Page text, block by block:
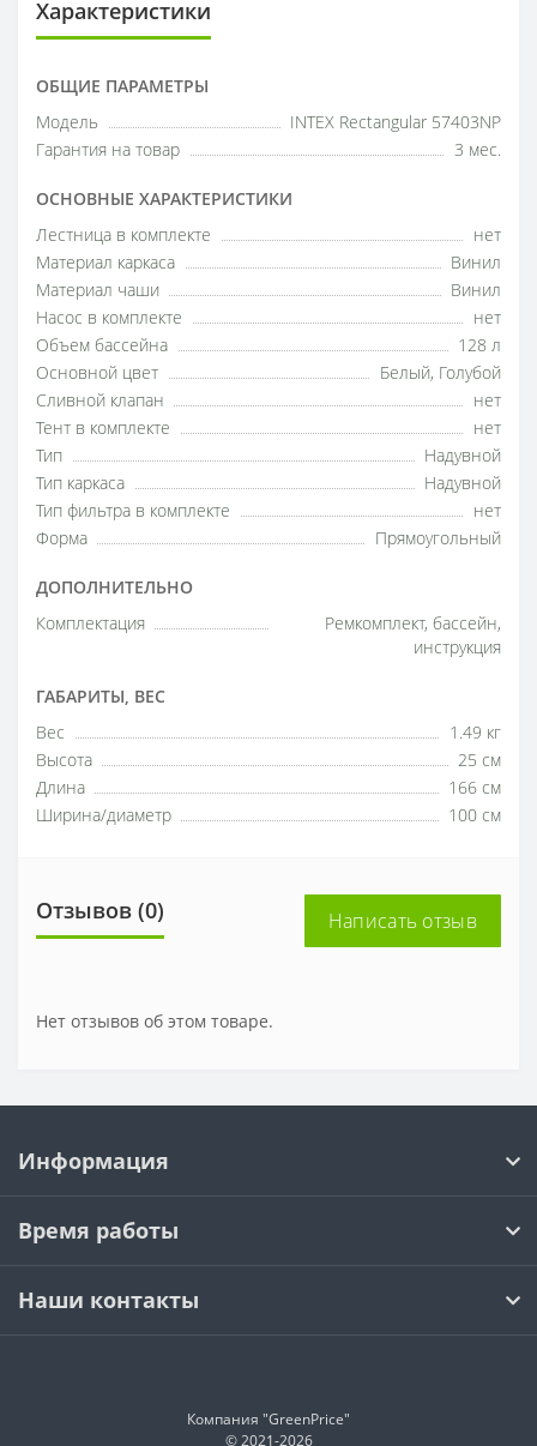
Характеристики
ОБЩИЕ ПАРАМЕТРЫ
Модель
INTEX Rectangular 57403NP
Гарантия на товар
3 мес.
ОСНОВНЫЕ ХАРАКТЕРИСТИКИ
Лестница в комплекте
нет
Материал каркаса
Винил
Материал чаши
Винил
Насос в комплекте
нет
Объем бассейна
128 л
Основной цвет
Белый, Голубой
Сливной клапан
нет
Тент в комплекте
нет
Тип
Надувной
Тип каркаса
Надувной
Тип фильтра в комплекте
нет
Форма
Прямоугольный
ДОПОЛНИТЕЛЬНО
Комплектация
Ремкомплект, бассейн,
инструкция
ГАБАРИТЫ, ВЕС
Вес
1.49 кг
Высота
25 см
Длина
166 см
Ширина/диаметр
100 см
Отзывов (0) Написать отзыв
Нет отзывов об этом товаре.
Информация
Время работы
Наши контакты
Компания "GreenPrice"
© 2021-2026